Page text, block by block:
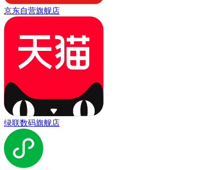
京东自营旗舰店
绿联数码旗舰店